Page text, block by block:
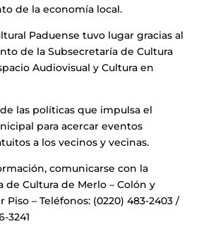
de la economía local.
Paduense tuvo lugar gracias al
de la Subsecretaría de Cultura
Audiovisual y Cultura en
las políticas que impulsa el
para acercar eventos
a los vecinos y vecinas.
comunicarse con la
de Cultura de Merlo – Colón y
Piso – Teléfonos: (0220) 483-2403 /
3241